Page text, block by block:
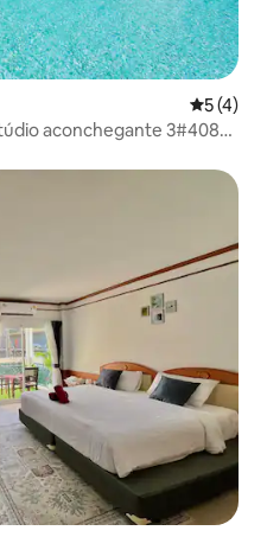
5 de
5 (4)
aconchegante 3#408